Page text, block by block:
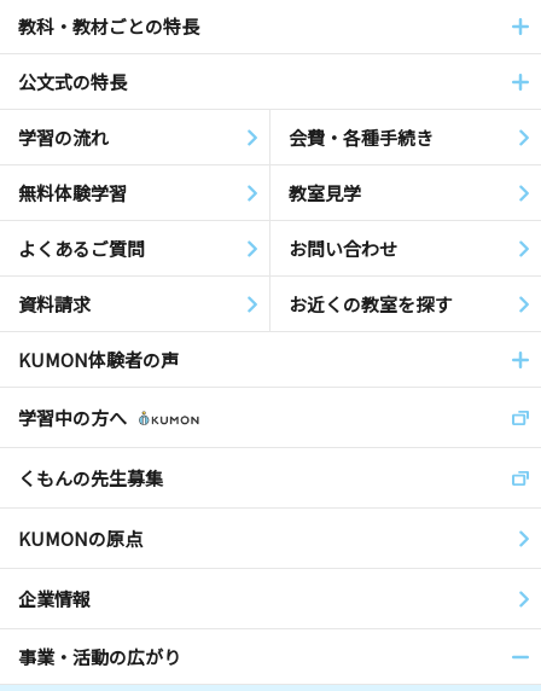
教科・教材ごとの特長
公文式の特長
学習の流れ 会費・各種手続き
無料体験学習 教室見学
よくあるご質問 お問い合わせ
資料請求 お近くの教室を探す
KUMON体験者の声
学習中の方へ
くもんの先生募集
KUMONの原点
企業情報
事業・活動の広がり